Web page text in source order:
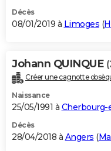
Décès
08/01/2019 à Limoges (
Johann QUINQUE
Créer une cagnotte
Naissance
25/05/1991 à
Décès
28/04/2018 à Angers (